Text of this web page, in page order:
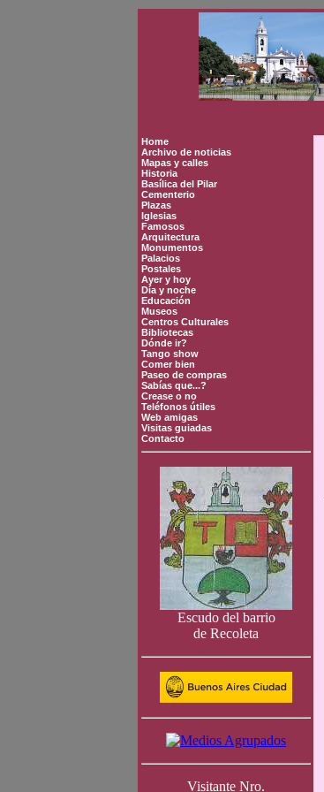
Home
Archivo de noticias
Mapas y calles
Historia
Basílica del Pilar
Cementerio
Plazas
Iglesias
Famosos
Arquitectura
Monumentos
Palacios
Postales
Ayer y hoy
Día y noche
Educación
Museos
Centros Culturales
Bibliotecas
Dónde ir?
Tango show
Comer bien
Paseo de compras
Sabías que...?
Crease o no
Teléfonos útiles
Web amigas
Visitas guiadas
Contacto
Escudo del barrio
de Recoleta
Visitante Nro.